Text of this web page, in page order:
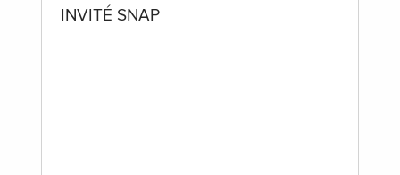
INVITÉ SNAP